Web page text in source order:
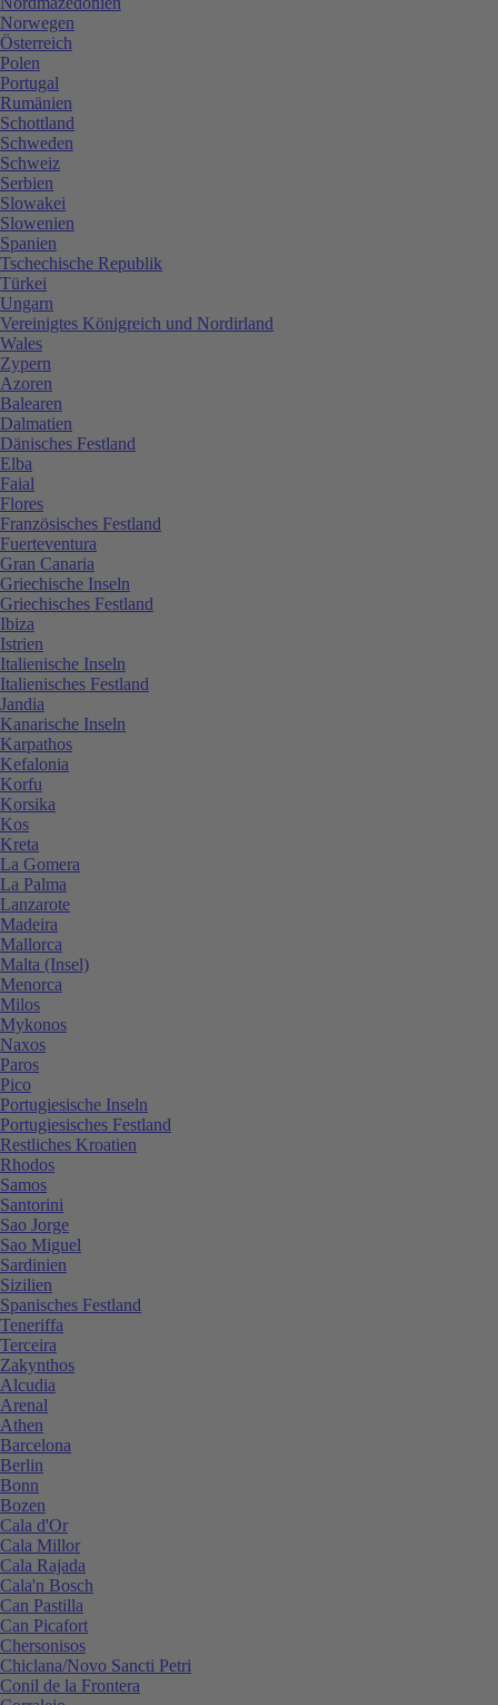
Norwegen
Österreich
Polen
Portugal
Rumänien
Schottland
Schweden
Schweiz
Serbien
Slowakei
Slowenien
Spanien
Tschechische Republik
Türkei
Ungarn
Vereinigtes Königreich und Nordirland
Wales
Zypern
Azoren
Balearen
Dalmatien
Dänisches Festland
Elba
Faial
Flores
Französisches Festland
Fuerteventura
Gran Canaria
Griechische Inseln
Griechisches Festland
Ibiza
Istrien
Italienische Inseln
Italienisches Festland
Jandia
Kanarische Inseln
Karpathos
Kefalonia
Korfu
Korsika
Kos
Kreta
La Gomera
La Palma
Lanzarote
Madeira
Mallorca
Malta (Insel)
Menorca
Milos
Mykonos
Naxos
Paros
Pico
Portugiesische Inseln
Portugiesisches Festland
Restliches Kroatien
Rhodos
Samos
Santorini
Sao Jorge
Sao Miguel
Sardinien
Sizilien
Spanisches Festland
Teneriffa
Terceira
Zakynthos
Alcudia
Arenal
Athen
Barcelona
Berlin
Bonn
Bozen
Cala d'Or
Cala Millor
Cala Rajada
Cala'n Bosch
Can Pastilla
Can Picafort
Chersonisos
Chiclana/Novo Sancti Petri
Conil de la Frontera